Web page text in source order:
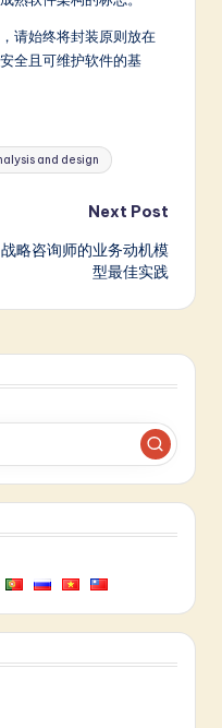
请始终将封装原则放在
全且可维护软件的基
and design
Next Post
战略咨询师的业务动机模
型最佳实践